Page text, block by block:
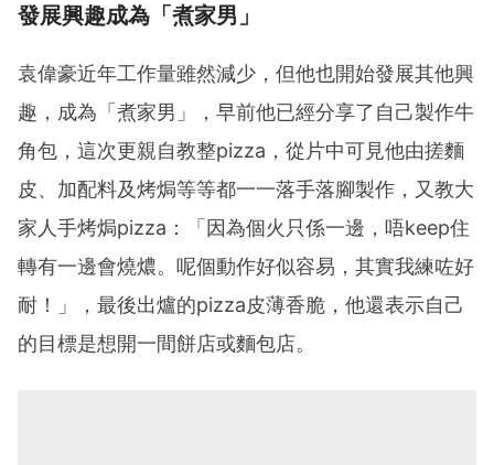
發展興趣成為「煮家男」
袁偉豪近年工作量雖然減少，但他也開始發展其他興
趣，成為「煮家男」，早前他已經分享了自己製作牛
角包，這次更親自教整pizza，從片中可見他由搓麵
皮、加配料及烤焗等等都一一落手落腳製作，又教大
家人手烤焗pizza：「因為個火只係一邊，唔keep住
轉有一邊會燒燶。呢個動作好似容易，其實我練咗好
耐！」，最後出爐的pizza皮薄香脆，他還表示自己
的目標是想開一間餅店或麵包店。